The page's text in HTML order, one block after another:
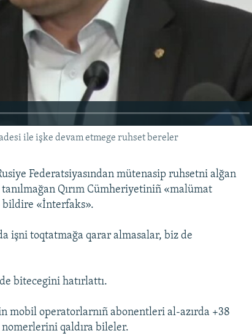
ile işke devam etmege ruhset bereler
Federatsiyasından mütenasip ruhsetni alğan
Qırım Cümheriyetiniñ «malümat
bildire «İnterfaks».
işni toqtatmağa qarar almasalar, biz de
bitecegini hatırlattı.
mobil operatorlarnıñ abonentleri al-azırda +38
qaldıra bileler.